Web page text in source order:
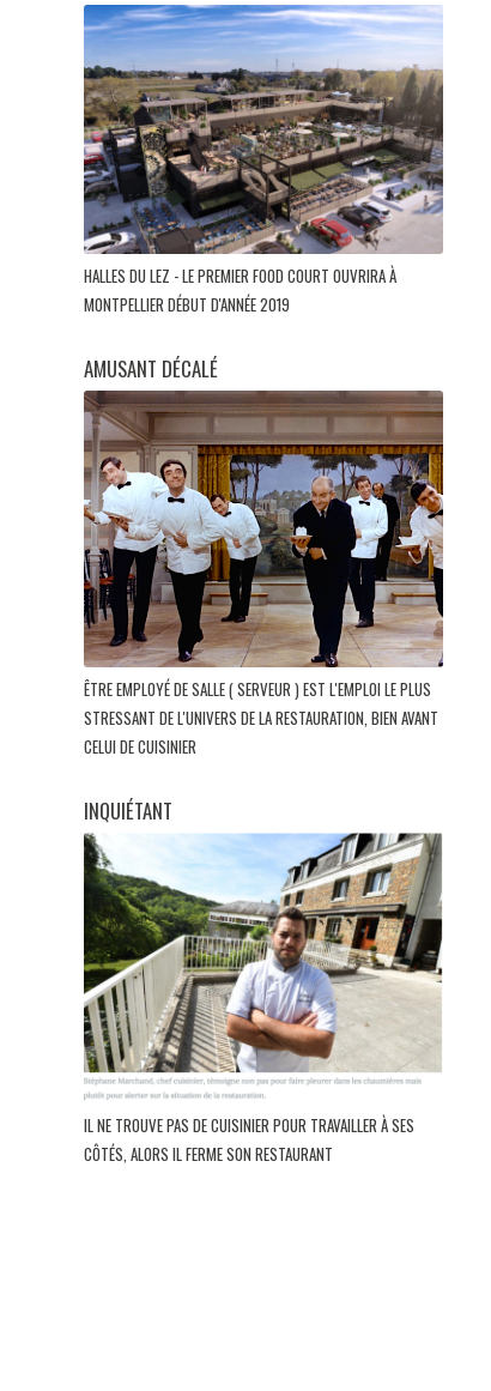
HALLES DU LEZ - LE PREMIER FOOD COURT OUVRIRA À
MONTPELLIER DÉBUT D'ANNÉE 2019
AMUSANT DÉCALÉ
ÊTRE EMPLOYÉ DE SALLE ( SERVEUR ) EST L'EMPLOI LE PLUS
STRESSANT DE L'UNIVERS DE LA RESTAURATION, BIEN AVANT
CELUI DE CUISINIER
INQUIÉTANT
IL NE TROUVE PAS DE CUISINIER POUR TRAVAILLER À SES
CÔTÉS, ALORS IL FERME SON RESTAURANT